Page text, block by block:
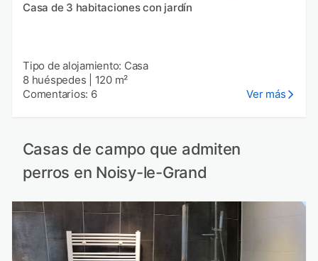
Casa de 3 habitaciones con jardín
Tipo de alojamiento: Casa
8 huéspedes
120 m²
Comentarios: 6
Ver más
Casas de campo que admiten
perros en Noisy-le-Grand